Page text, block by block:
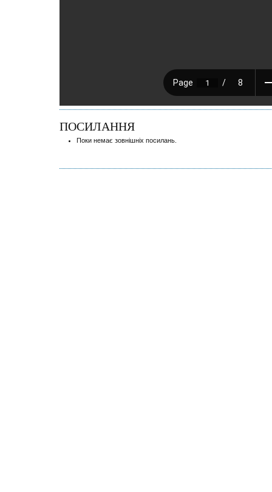
ПОСИЛАННЯ
Поки немає зовнішніх посилань.